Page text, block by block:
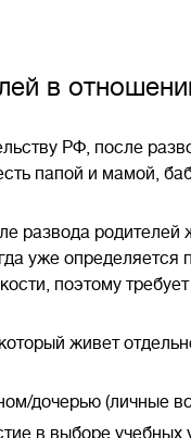
в
РФ, после
папой и мамой,
развода родителей
уже
поэтому
живет
дочерью (личные
в выборе учебных